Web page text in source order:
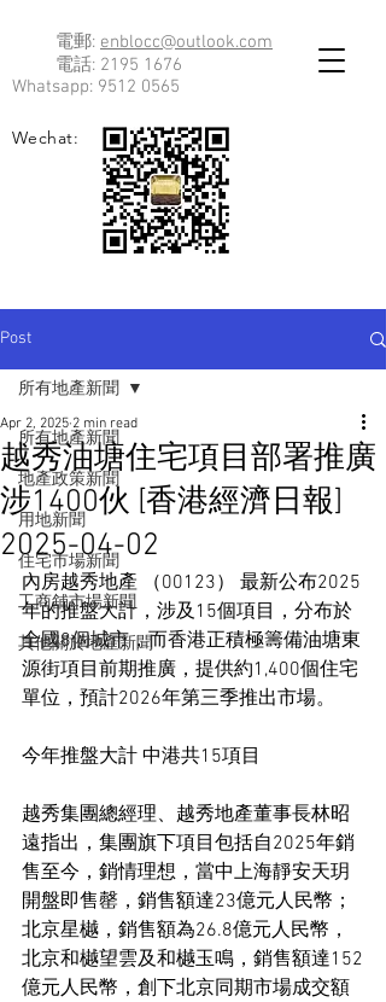
電郵: enblocc@outlook.com
電話: 2195 1676
Whatsapp: 9512 0565
Wechat:
Post
所有地產新聞
地產政策新聞
用地新聞
住宅市場新聞
工商舖市場新聞
其他關於地產新聞
所有地產新聞
越秀油塘住宅項目部署推廣
涉1400伙 [香港經濟日報]
2025-04-02
Apr 2, 2025 2 min read
內房越秀地產 （00123） 最新公布2025
年的推盤大計，涉及15個項目，分布於
全國8個城市，而香港正積極籌備油塘東
源街項目前期推廣，提供約1,400個住宅
單位，預計2026年第三季推出市場。
今年推盤大計 中港共15項目
越秀集團總經理、越秀地產董事長林昭
遠指出，集團旗下項目包括自2025年銷
售至今，銷情理想，當中上海靜安天玥
開盤即售罄，銷售額達23億元人民幣；
北京星樾，銷售額為26.8億元人民幣，
北京和樾望雲及和樾玉鳴，銷售額達152
億元人民幣，創下北京同期市場成交額